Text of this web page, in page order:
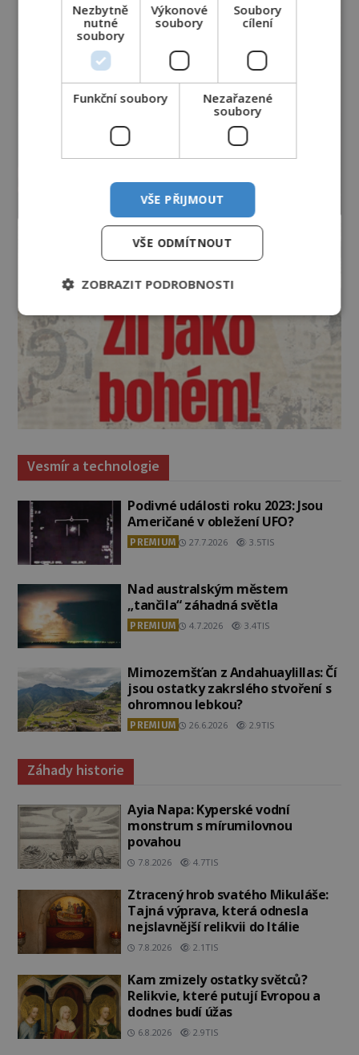
Vesmír a technologie
Podivné události roku 2023: Jsou
Američané v obležení UFO?
PREMIUM 27.7.2026 3.5TIS
Nad australským městem
„tančila“ záhadná světla
PREMIUM 4.7.2026 3.4TIS
Mimozemšťan z Andahuaylillas: Čí
jsou ostatky zakrslého stvoření s
ohromnou lebkou?
PREMIUM 26.6.2026 2.9TIS
Záhady historie
Ayia Napa: Kyperské vodní
monstrum s mírumilovnou
povahou
7.8.2026 4.7TIS
Ztracený hrob svatého Mikuláše:
Tajná výprava, která odnesla
nejslavnější relikvii do Itálie
7.8.2026 2.1TIS
Kam zmizely ostatky světců?
Relikvie, které putují Evropou a
dodnes budí úžas
6.8.2026 2.9TIS
Nezbytně
nutné
soubory
Výkonové
soubory
Soubory
cílení
Funkční soubory
Nezařazené
soubory
VŠE PŘIJMOUT
VŠE ODMÍTNOUT
ZOBRAZIT PODROBNOSTI